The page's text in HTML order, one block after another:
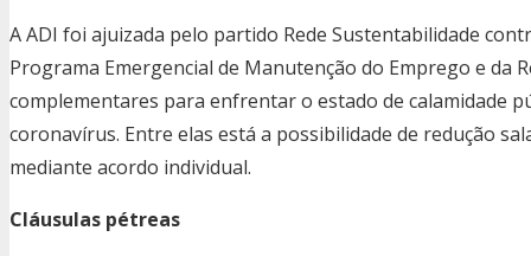
A ADI foi ajuizada pelo partido Rede Sustentabilidade
Programa Emergencial de Manutenção do Emprego e da
complementares para enfrentar o estado de calamidade
coronavírus. Entre elas está a possibilidade de redução
mediante acordo individual.
Cláusulas pétreas